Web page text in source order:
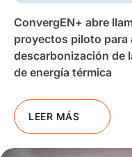
ConvergEN+ abre
proyectos piloto para
descarbonización de
de energía térmica
LEER MÁS